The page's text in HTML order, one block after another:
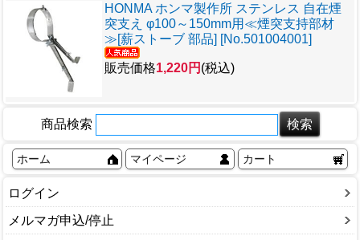
HONMA ホンマ製作所 ステンレス 自在煙
突支え φ100～150mm用≪煙突支持部材
≫[薪ストーブ 部品] [No.501004001]
販売価格1,220円 (税込)
商品検索
ホーム マイページ カート
ログイン
メルマガ申込/停止